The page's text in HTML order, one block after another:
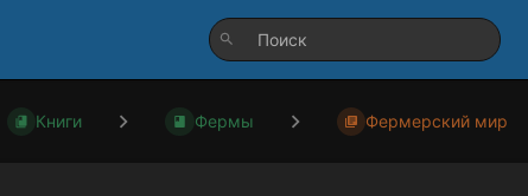
Книги Фермы Фермерский мир